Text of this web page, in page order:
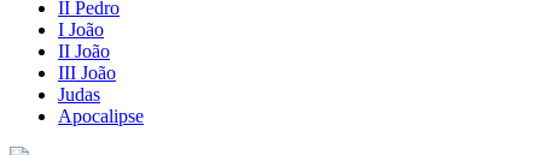
II Pedro
I João
II João
III João
Judas
Apocalipse